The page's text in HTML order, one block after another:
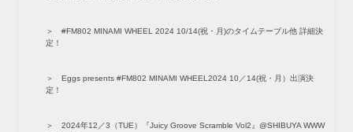
#FM802 MINAMI WHEEL 2024 10/14(祝・月)のタイムテーブル他 詳細決
定！
Eggs presents #FM802 MINAMI WHEEL2024 10／14(祝・月）出演決
定！
2024年12／3（TUE）『Juicy Groove Scramble Vol2』@SHIBUYA WWW